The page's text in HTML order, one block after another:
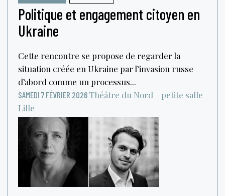
Politique et engagement citoyen en
Ukraine
Cette rencontre se propose de regarder la
situation créée en Ukraine par l’invasion russe
d’abord comme un processus...
SAMEDI 7 FÉVRIER 2026 Théâtre du Nord - petite salle
Lille